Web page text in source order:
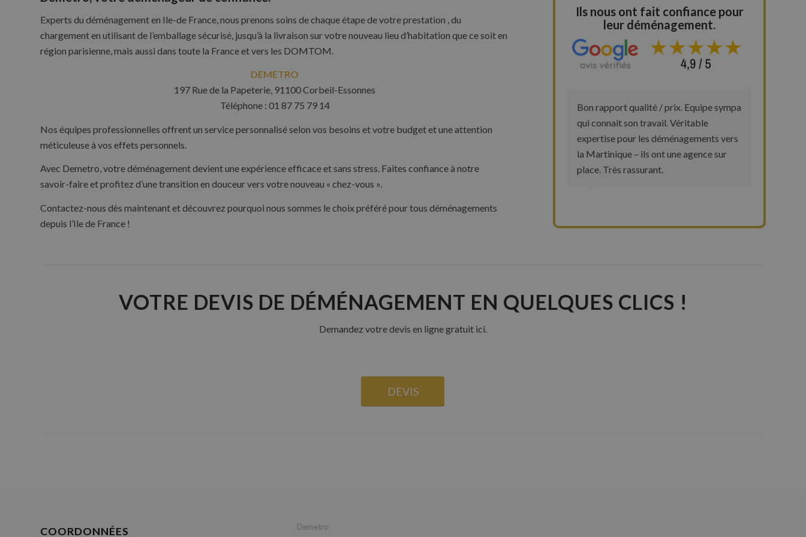
Experts du déménagement en Ile-de France, nous prenons soins de chaque étape de votre prestation , du
chargement en utilisant de l’emballage sécurisé, jusqu’à la livraison sur votre nouveau lieu d’habitation que ce soit en
région parisienne, mais aussi dans toute la France et vers les DOMTOM.
DEMETRO
197 Rue de la Papeterie, 91100 Corbeil-Essonnes
Téléphone : 01 87 75 79 14
Nos équipes professionnelles offrent un service personnalisé selon vos besoins et votre budget et une attention
méticuleuse à vos effets personnels.
Avec Demetro, votre déménagement devient une expérience efficace et sans stress. Faites confiance à notre
savoir-faire et profitez d’une transition en douceur vers votre nouveau « chez-vous ».
Contactez-nous dès maintenant et découvrez pourquoi nous sommes le choix préféré pour tous déménagements
depuis l’Ile de France !
Ils nous ont fait confiance pour
leur déménagement.
Bon rapport qualité / prix. Equipe sympa
qui connait son travail. Véritable
expertise pour les déménagements vers
la Martinique – ils ont une agence sur
place. Très rassurant.
VOTRE DEVIS DE DÉMÉNAGEMENT EN QUELQUES CLICS !
Demandez votre devis en ligne gratuit ici.
DEVIS
COORDONNÉES Demetro